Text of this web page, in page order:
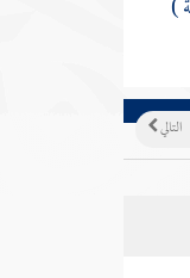
)
التالي